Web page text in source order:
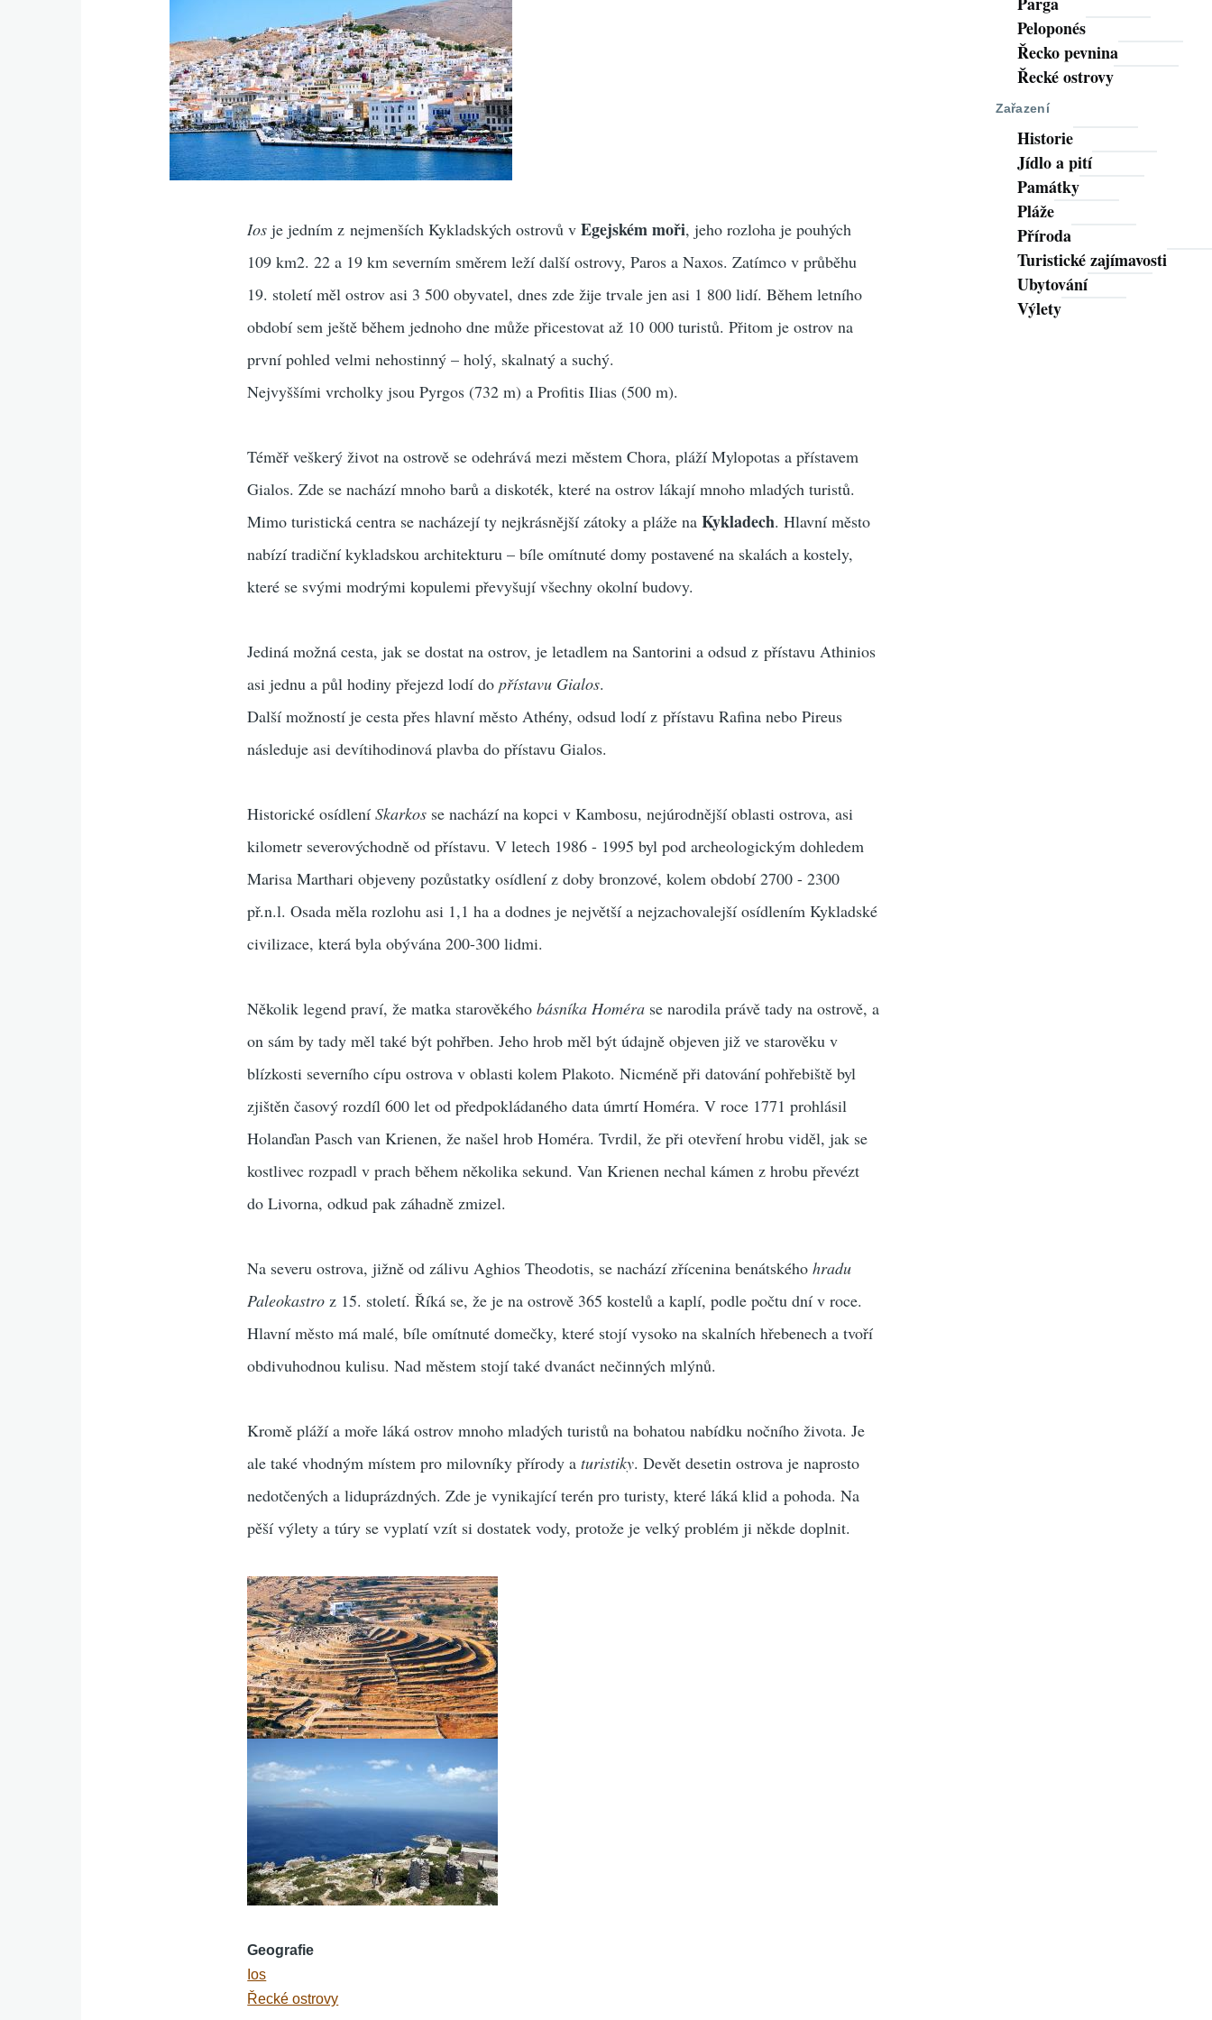
Ios je jedním z nejmenších Kykladských ostrovů vEgejském moři, jeho rozloha je pouhých
109 km2. 22 a 19 km severním směrem leží další ostrovy, Paros a Naxos. Zatímco v průběhu
19. století měl ostrov asi 3 500 obyvatel, dnes zde žije trvale jen asi 1 800 lidí. Během letního
období sem ještě během jednoho dne může přicestovat až 10 000 turistů. Přitom je ostrov na
první pohled velmi nehostinný – holý, skalnatý a suchý.
Nejvyššími vrcholky jsou Pyrgos (732 m) a Profitis Ilias (500 m).
Téměř veškerý život na ostrově se odehrává mezi městem Chora, pláží Mylopotas a přístavem
Gialos. Zde se nachází mnoho barů a diskoték, které na ostrov lákají mnoho mladých turistů.
Mimo turistická centra se nacházejí ty nejkrásnější zátoky a pláže naKykladech. Hlavní město
nabízí tradiční kykladskou architekturu – bíle omítnuté domy postavené na skalách a kostely,
které se svými modrými kopulemi převyšují všechny okolní budovy.
Jediná možná cesta, jak se dostat na ostrov, je letadlem na Santorini a odsud z přístavu Athinios
asi jednu a půl hodiny přejezd lodí dopřístavu Gialos.
Další možností je cesta přes hlavní město Athény, odsud lodí z přístavu Rafina nebo Pireus
následuje asi devítihodinová plavba do přístavu Gialos.
Historické osídleníSkarkos se nachází na kopci v Kambosu, nejúrodnější oblasti ostrova, asi
kilometr severovýchodně od přístavu. V letech 1986 - 1995 byl pod archeologickým dohledem
Marisa Marthari objeveny pozůstatky osídlení z doby bronzové, kolem období 2700 - 2300
př.n.l. Osada měla rozlohu asi 1,1 ha a dodnes je největší a nejzachovalejší osídlením Kykladské
civilizace, která byla obývána 200-300 lidmi.
Několik legend praví, že matka starověkéhobásníka Homéra se narodila právě tady na ostrově, a
on sám by tady měl také být pohřben. Jeho hrob měl být údajně objeven již ve starověku v
blízkosti severního cípu ostrova v oblasti kolem Plakoto. Nicméně při datování pohřebiště byl
zjištěn časový rozdíl 600 let od předpokládaného data úmrtí Homéra. V roce 1771 prohlásil
Holanďan Pasch van Krienen, že našel hrob Homéra. Tvrdil, že při otevření hrobu viděl, jak se
kostlivec rozpadl v prach během několika sekund. Van Krienen nechal kámen z hrobu převézt
do Livorna, odkud pak záhadně zmizel.
Na severu ostrova, jižně od zálivu Aghios Theodotis, se nachází zřícenina benátskéhohradu
Paleokastro z 15. století. Říká se, že je na ostrově 365 kostelů a kaplí, podle počtu dní v roce.
Hlavní město má malé, bíle omítnuté domečky, které stojí vysoko na skalních hřebenech a tvoří
obdivuhodnou kulisu. Nad městem stojí také dvanáct nečinných mlýnů.
Kromě pláží a moře láká ostrov mnoho mladých turistů na bohatou nabídku nočního života. Je
ale také vhodným místem pro milovníky přírody aturistiky. Devět desetin ostrova je naprosto
nedotčených a liduprázdných. Zde je vynikající terén pro turisty, které láká klid a pohoda. Na
pěší výlety a túry se vyplatí vzít si dostatek vody, protože je velký problém ji někde doplnit.
Geografie
Ios
Řecké ostrovy
Peloponés
Řecko pevnina
Řecké ostrovy
Zařazení
Historie
Jídlo a pití
Památky
Pláže
Příroda
Turistické zajímavosti
Ubytování
Výlety